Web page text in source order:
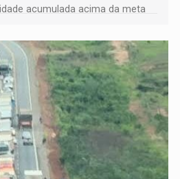
acumulada acima da meta